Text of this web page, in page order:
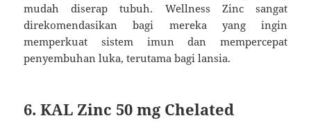
mudah diserap tubuh. Wellness Zinc sangat
direkomendasikan bagi mereka yang ingin
memperkuat sistem imun dan mempercepat
penyembuhan luka, terutama bagi lansia.
6. KAL Zinc 50 mg Chelated